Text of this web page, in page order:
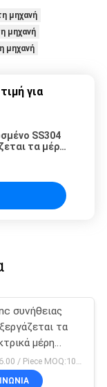
μηχανή
μηχανή
μηχανή
για
SS304
τα μέρη
συνήθειας
τα
μέρη
ρύπου
μηχανή
$0.80 - $16.00 / Piece MOQ:10 κομμάτια